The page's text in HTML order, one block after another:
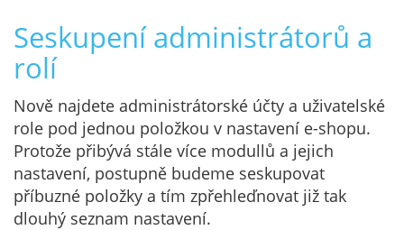
Seskupení administrátorů a
rolí
Nově najdete administrátorské účty a uživatelské
role pod jednou položkou v nastavení e-shopu.
Protože přibývá stále více modullů a jejich
nastavení, postupně budeme seskupovat
příbuzné položky a tím zpřehleďnovat již tak
dlouhý seznam nastavení.